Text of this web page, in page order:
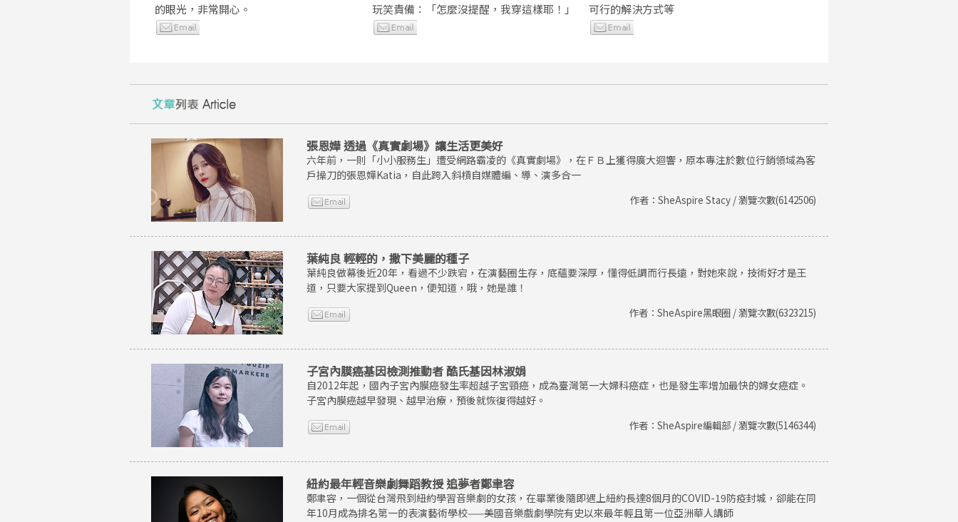
的眼光，非常開心。
玩笑責備：「怎麼沒提醒，我穿這樣耶！」
可行的解決方式等
張恩嬅 透過《真實劇場》讓生活更美好
六年前，一則「小小服務生」遭受網路霸凌的《真實劇場》，在ＦＢ上獲得廣大迴響，原本專注於數位行銷領域為客
戶操刀的張恩嬅Katia，自此跨入斜槓自媒體編、導、演多合一
作者：SheAspire Stacy / 瀏覽次數(6142506)
葉純良 輕輕的，撒下美麗的種子
葉純良做幕後近20年，看過不少跌宕，在演藝圈生存，底蘊要深厚，懂得低調而行長遠，對她來說，技術好才是王
道，只要大家提到Queen，便知道，哦，她是誰！
作者：SheAspire黑眼圈 / 瀏覽次數(6323215)
子宮內膜癌基因檢測推動者 酷氏基因林淑娟
自2012年起，國內子宮內膜癌發生率超越子宮頸癌，成為臺灣第一大婦科癌症，也是發生率增加最快的婦女癌症。
子宮內膜癌越早發現、越早治療，預後就恢復得越好。
作者：SheAspire編輯部 / 瀏覽次數(5146344)
紐約最年輕音樂劇舞蹈教授 追夢者鄭聿容
鄭聿容，一個從台灣飛到紐約學習音樂劇的女孩，在畢業後隨即遇上紐約長達8個月的COVID-19防疫封城，卻能在同
年10月成為排名第一的表演藝術學校——美國音樂戲劇學院有史以來最年輕且第一位亞洲華人講師